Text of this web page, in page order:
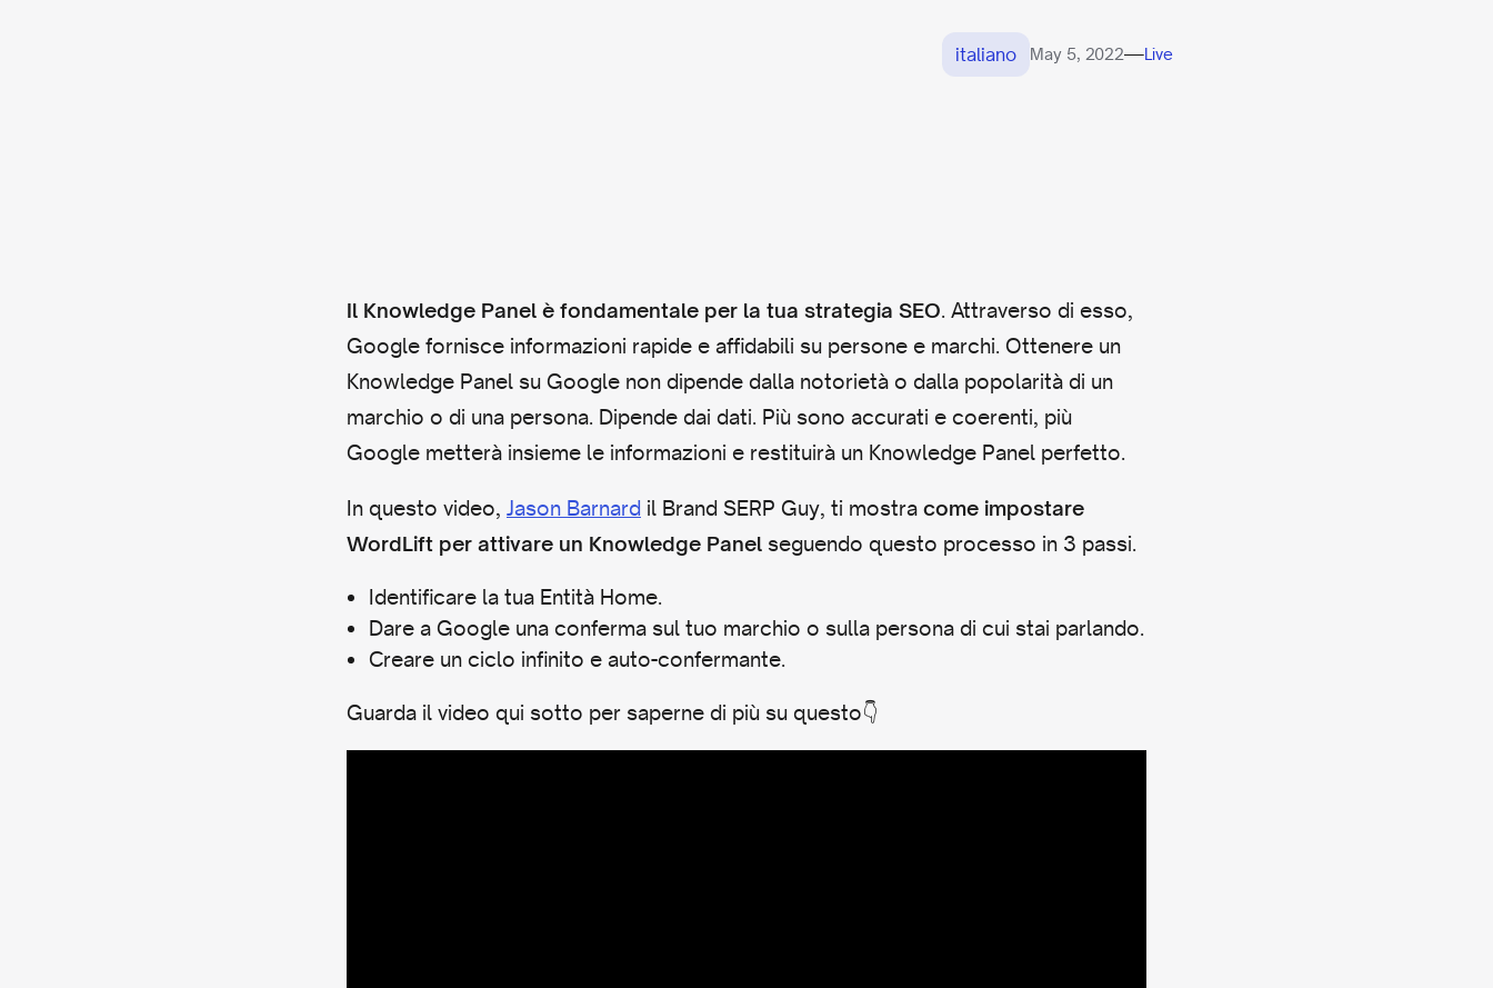
italiano May 5, 2022—Live
Il Knowledge Panel è fondamentale per la tua strategia SEO. Attraverso di esso,
Google fornisce informazioni rapide e affidabili su persone e marchi. Ottenere un
Knowledge Panel su Google non dipende dalla notorietà o dalla popolarità di un
marchio o di una persona. Dipende dai dati. Più sono accurati e coerenti, più
Google metterà insieme le informazioni e restituirà un Knowledge Panel perfetto.
In questo video, Jason Barnard il Brand SERP Guy, ti mostra come impostare
WordLift per attivare un Knowledge Panel seguendo questo processo in 3 passi.
Identificare la tua Entità Home.
Dare a Google una conferma sul tuo marchio o sulla persona di cui stai parlando.
Creare un ciclo infinito e auto-confermante.
Guarda il video qui sotto per saperne di più su questo👇